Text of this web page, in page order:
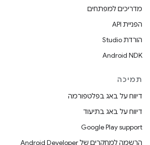
מדריכים למפתחים
הפניית API
הורדת Studio
Android NDK
תמיכה
דיווח על באג בפלטפורמה
דיווח על באג בתיעוד
Google Play support
הרשמה למחקרים של Android Developer